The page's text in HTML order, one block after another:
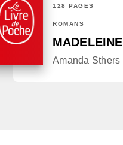
128 PAGES
ROMANS
MADELEINE
Amanda Sthers